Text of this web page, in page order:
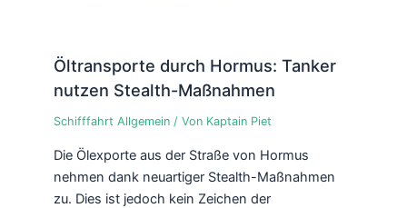
Öltransporte durch Hormus: Tanker
nutzen Stealth-Maßnahmen
Schifffahrt Allgemein/ Von Kaptain Piet
Die Ölexporte aus der Straße von Hormus
nehmen dank neuartiger Stealth-Maßnahmen
zu. Dies ist jedoch kein Zeichen der